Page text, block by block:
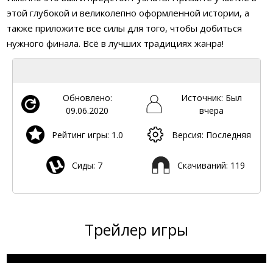
этой глубокой и великолепно оформленной истории, а
также приложите все силы для того, чтобы добиться
нужного финала. Всё в лучших традициях жанра!
Обновлено:
09.06.2020
Источник: Был
вчера
Рейтинг игры: 1.0 Версия: Последняя
Сиды: 7 Скачиваний: 119
Трейлер игры